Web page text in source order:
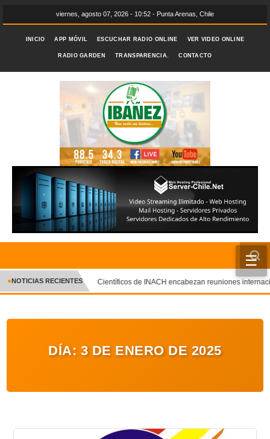
viernes, agosto 07, 2026 - 10:52 - Punta Arenas, Chile
INICIO APP MÓVIL ESCUCHAR RADIO ONLINE VER VIDEO ONLINE
RADIO GARDEN TRANSPARENCIA. CONTACTO
☰
INICIO
CRÓNICA
ENTRETENIMIENTO Y CULTURA
●NOTICIAS RECIENTES Científicos de INACH encabezan reuniones
DÍA: 3 DE ENERO DE 2025